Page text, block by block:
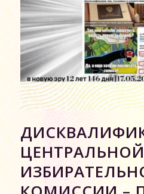
ЦЕНТРАЛЬНОЙ